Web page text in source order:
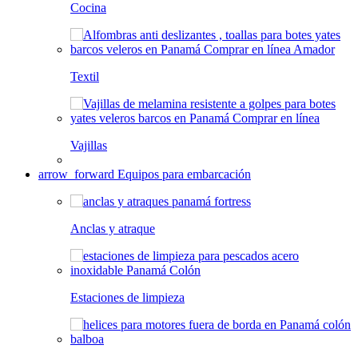
Cocina
Textil
Vajillas
arrow_forward Equipos para embarcación
Anclas y atraque
Estaciones de limpieza